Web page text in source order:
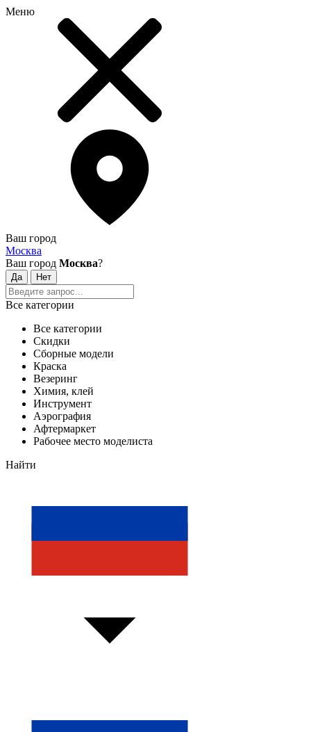
Меню
Ваш город
Москва
Ваш город Москва?
Все категории
Все категории
Скидки
Сборные модели
Краска
Везеринг
Химия, клей
Инструмент
Аэрография
Афтермаркет
Рабочее место моделиста
Найти